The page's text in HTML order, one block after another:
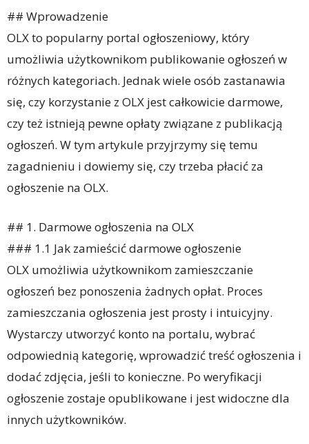
## Wprowadzenie
OLX to popularny portal ogłoszeniowy, który
umożliwia użytkownikom publikowanie ogłoszeń w
różnych kategoriach. Jednak wiele osób zastanawia
się, czy korzystanie z OLX jest całkowicie darmowe,
czy też istnieją pewne opłaty związane z publikacją
ogłoszeń. W tym artykule przyjrzymy się temu
zagadnieniu i dowiemy się, czy trzeba płacić za
ogłoszenie na OLX.
## 1. Darmowe ogłoszenia na OLX
### 1.1 Jak zamieścić darmowe ogłoszenie
OLX umożliwia użytkownikom zamieszczanie
ogłoszeń bez ponoszenia żadnych opłat. Proces
zamieszczania ogłoszenia jest prosty i intuicyjny.
Wystarczy utworzyć konto na portalu, wybrać
odpowiednią kategorię, wprowadzić treść ogłoszenia i
dodać zdjęcia, jeśli to konieczne. Po weryfikacji
ogłoszenie zostaje opublikowane i jest widoczne dla
innych użytkowników.